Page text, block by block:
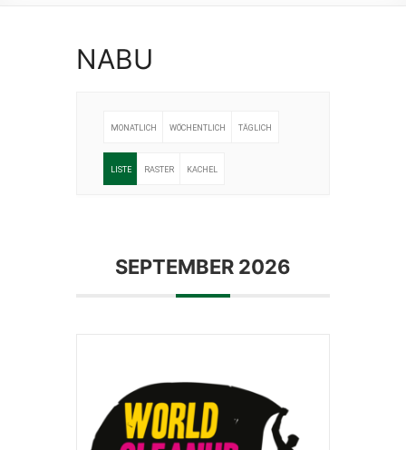
NABU
MONATLICH WÖCHENTLICH TÄGLICH
LISTE RASTER KACHEL
SEPTEMBER 2026